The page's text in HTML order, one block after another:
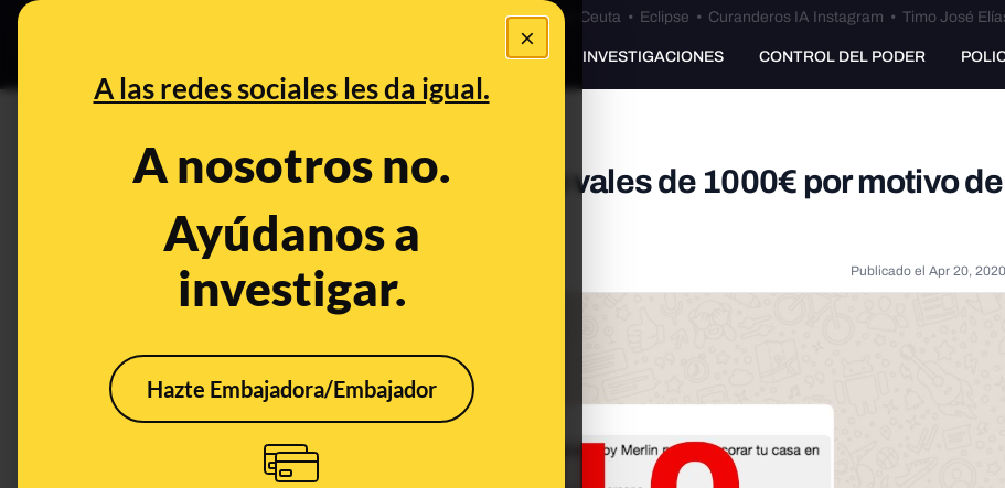
×
A las redes sociales les da igual.
A nosotros no.
Ayúdanos a
investigar.
Hazte Embajadora/Embajador
Especial Ceuta•Bulos Ceuta • Eclipse • Curanderos IA Instagram • Timo José
PREBUNKING INVESTIGACIONES CONTROL DEL PODER
No, Leroy Merlin no está regalando vales de 1000€ por motivo
cuarentena por el coronavirus
Publicado el Apr 20,